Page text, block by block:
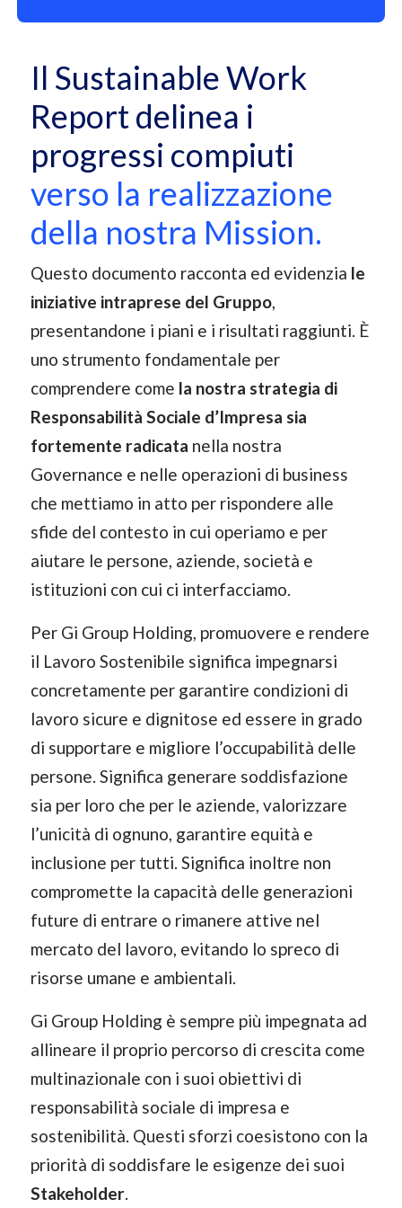
Il Sustainable Work
Report delinea i
progressi compiuti
verso la realizzazione
della nostra Mission.
Questo documento racconta ed evidenzia le
iniziative intraprese del Gruppo,
presentandone i piani e i risultati raggiunti. È
uno strumento fondamentale per
comprendere come la nostra strategia di
Responsabilità Sociale d’Impresa sia
fortemente radicata nella nostra
Governance e nelle operazioni di business
che mettiamo in atto per rispondere alle
sfide del contesto in cui operiamo e per
aiutare le persone, aziende, società e
istituzioni con cui ci interfacciamo.
Per Gi Group Holding, promuovere e rendere
il Lavoro Sostenibile significa impegnarsi
concretamente per garantire condizioni di
lavoro sicure e dignitose ed essere in grado
di supportare e migliore l’occupabilità delle
persone. Significa generare soddisfazione
sia per loro che per le aziende, valorizzare
l’unicità di ognuno, garantire equità e
inclusione per tutti. Significa inoltre non
compromette la capacità delle generazioni
future di entrare o rimanere attive nel
mercato del lavoro, evitando lo spreco di
risorse umane e ambientali.
Gi Group Holding è sempre più impegnata ad
allineare il proprio percorso di crescita come
multinazionale con i suoi obiettivi di
responsabilità sociale di impresa e
sostenibilità. Questi sforzi coesistono con la
priorità di soddisfare le esigenze dei suoi
Stakeholder.